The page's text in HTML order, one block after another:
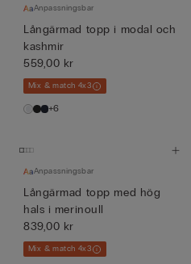
Anpassningsbar
Långärmad topp i modal och
kashmir
559,00 kr
Mix & match 4x3
+6
Anpassningsbar
Långärmad topp med hög
hals i merinoull
839,00 kr
Mix & match 4x3